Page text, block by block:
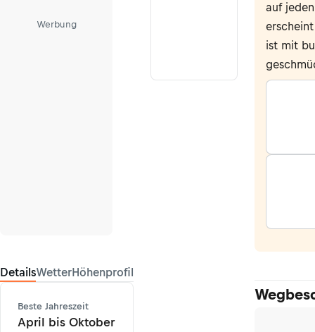
Werbung
DetailsWetterHöhenprofil
Beste Jahreszeit
April bis Oktober
auf
ist mit